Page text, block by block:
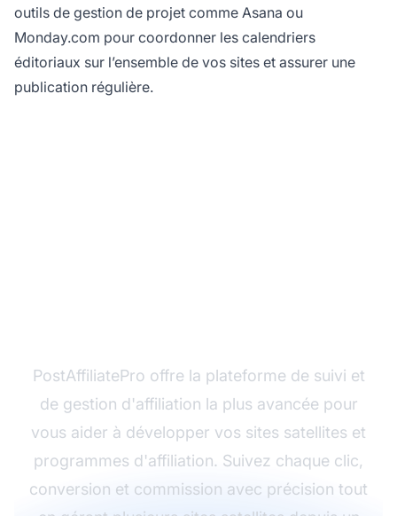
outils de gestion de projet comme Asana ou
Monday.com pour coordonner les calendriers
éditoriaux sur l’ensemble de vos sites et assurer une
publication régulière.
PostAffiliatePro offre la plateforme de suivi et
de gestion d'affiliation la plus avancée pour
vous aider à développer vos sites satellites et
programmes d'affiliation. Suivez chaque clic,
conversion et commission avec précision tout